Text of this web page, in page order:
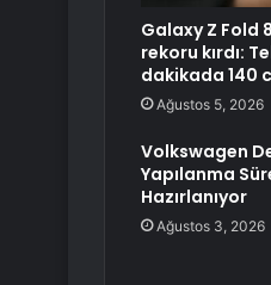
Galaxy Z Fold
rekoru kırdı:
dakikada 140
Ağustos 5, 2026
Volkswagen
Yapılanma
Hazırlanıyor
Ağustos 3, 2026